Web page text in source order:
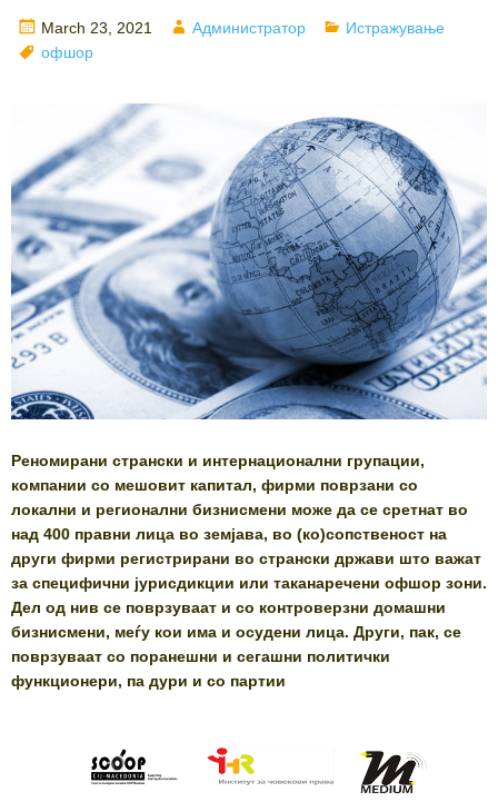
Posted
on
March 23, 2021 Author
Администратор Categories
Истражување
Tags
офшор
Реномирани странски и интернационални групации,
компании со мешовит капитал, фирми поврзани со
локални и регионални бизнисмени може да се сретнат во
над 400 правни лица во земјава, во (ко)сопственост на
други фирми регистрирани во странски држави што важат
за специфични јурисдикции или таканаречени офшор зони.
Дел од нив се поврзуваат и со контроверзни домашни
бизнисмени, меѓу кои има и осудени лица. Други, пак, се
поврзуваат со поранешни и сегашни политички
функционери, па дури и со партии